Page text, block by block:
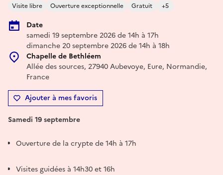
Visite libre Ouverture exceptionnelle Gratuit +5
Date
samedi 19 septembre 2026 de 14h à 17h
dimanche 20 septembre 2026 de 14h à 18h
Chapelle de Bethléem
Allée des sources, 27940 Aubevoye, Eure, Normandie,
France
Ajouter à mes favoris
Samedi 19 septembre
Ouverture de la crypte de 14h à 17h
Visites guidées à 14h30 et 16h